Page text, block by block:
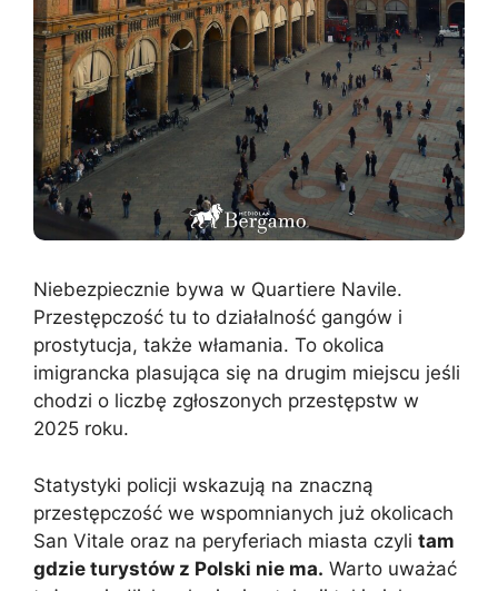
Niebezpiecznie bywa w Quartiere Navile.
Przestępczość tu to działalność gangów i
prostytucja, także włamania. To okolica
imigrancka plasująca się na drugim miejscu jeśli
chodzi o liczbę zgłoszonych przestępstw w
2025 roku.
Statystyki policji wskazują na znaczną
przestępczość we wspomnianych już okolicach
San Vitale oraz na peryferiach miasta czyli tam
gdzie turystów z Polski nie ma. Warto uważać